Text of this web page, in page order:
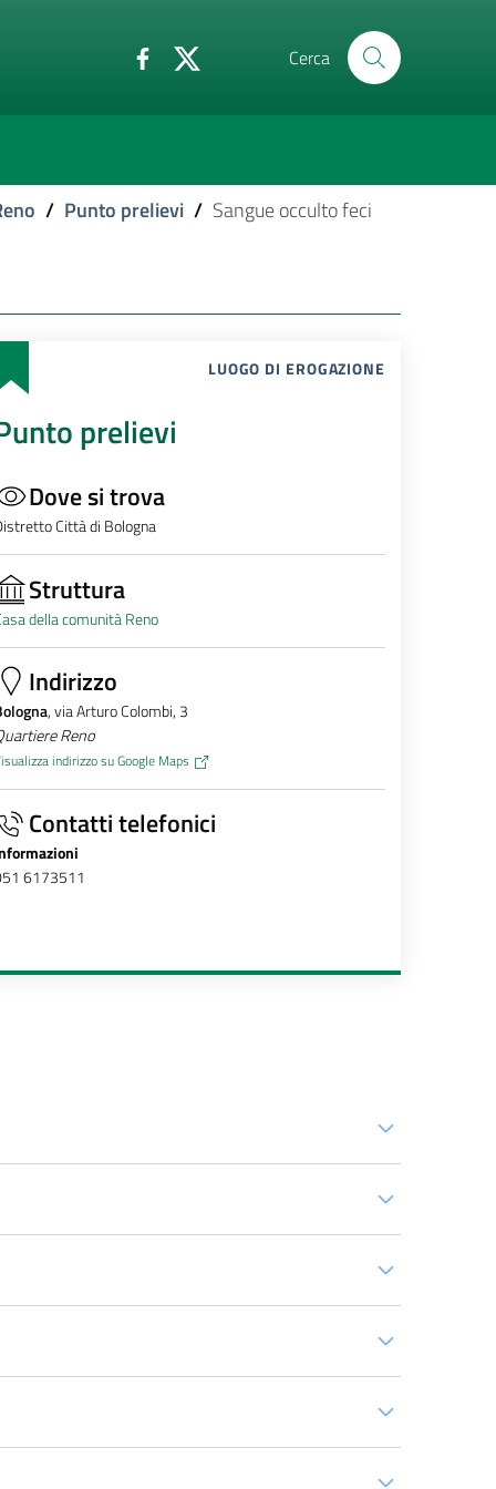
Cerca
/ Punto prelievi / Sangue occulto feci
LUOGO DI EROGAZIONE
prelievi
Dove si trova
Città di Bologna
Struttura
della comunità Reno
Indirizzo
, via Arturo Colombi, 3
Reno
indirizzo su Google Maps
Contatti telefonici
6173511